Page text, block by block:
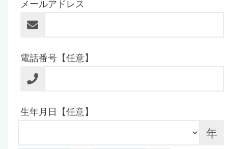
メールアドレス
電話番号【任意】
生年月日【任意】
年